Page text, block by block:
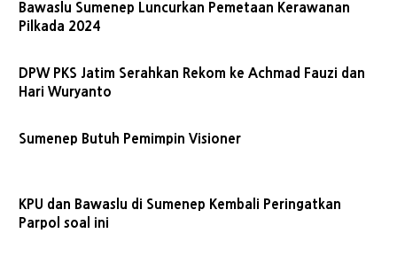
Bawaslu Sumenep Luncurkan Pemetaan Kerawanan
Pilkada 2024
DPW PKS Jatim Serahkan Rekom ke Achmad Fauzi dan
Hari Wuryanto
Sumenep Butuh Pemimpin Visioner
KPU dan Bawaslu di Sumenep Kembali Peringatkan
Parpol soal ini